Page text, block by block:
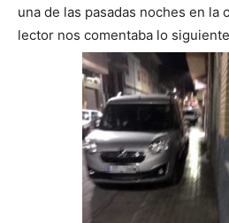
una de las pasadas noches en la
lector nos comentaba lo